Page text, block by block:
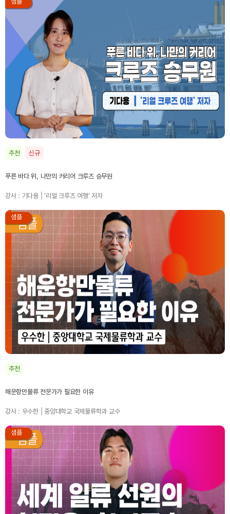
추천 신규
푸른 바다 위, 나만의 커리어 크루즈 승무원
강사 : 기다용 | '리얼 크루즈 여행' 저자
샘플
추천
해운항만물류 전문가가 필요한 이유
강사 : 우수한 | 중앙대학교 국제물류학과 교수
샘플